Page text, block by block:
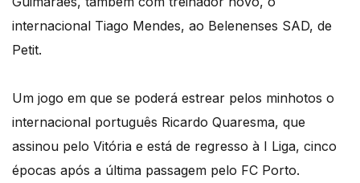
internacional Tiago Mendes, ao Belenenses SAD, de
Petit.
Um jogo em que se poderá estrear pelos minhotos o
internacional português Ricardo Quaresma, que
assinou pelo Vitória e está de regresso à I Liga, cinco
épocas após a última passagem pelo FC Porto.